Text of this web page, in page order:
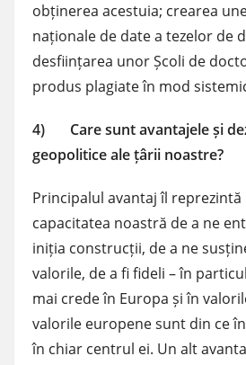
obținerea acestuia; crearea
naționale de date a tezelor de
desființarea unor Școli de
produs plagiate în mod
4) Care sunt avantajele și
geopolitice ale țârii noastre?
Principalul avantaj îl
capacitatea noastră de a ne
iniția construcții, de a ne
valorile, de a fi fideli – în
mai crede în Europa și în
valorile europene sunt din ce
în chiar centrul ei. Un alt